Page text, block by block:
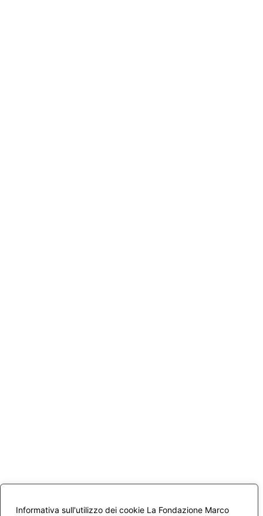
Informativa sull'utilizzo dei cookie La Fondazione Marco